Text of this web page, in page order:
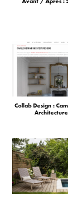
Collab Design :